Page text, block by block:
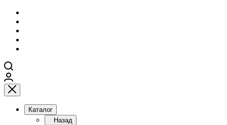
Каталог
Назад